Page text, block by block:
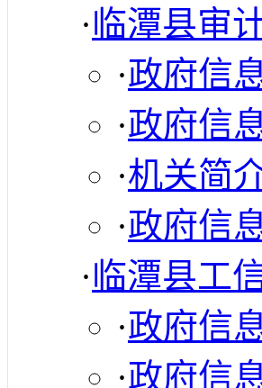
·临潭县审
·政府信
·政府信
·机关简
·政府信
·临潭县工
·政府信
·政府信